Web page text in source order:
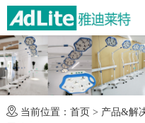
当前位置： 首页 > 产品&解